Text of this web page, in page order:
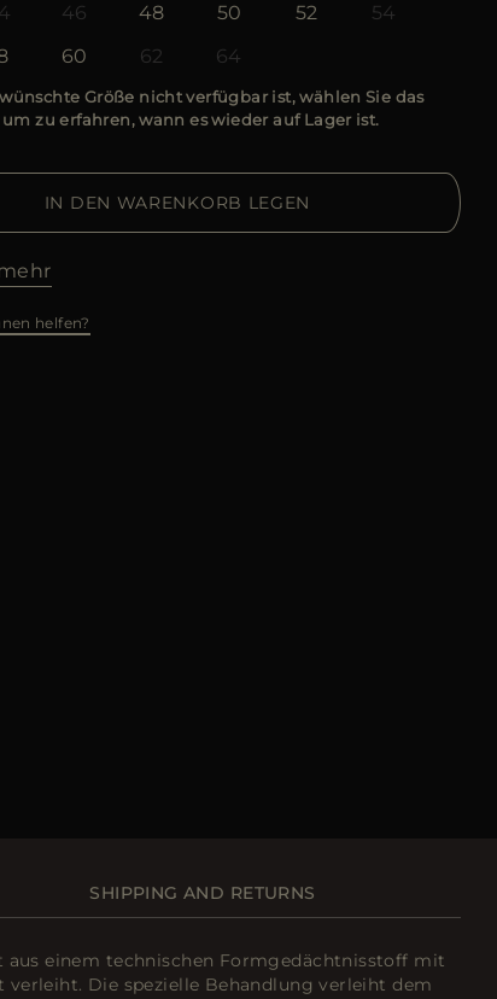
46 48 50 52
54
60 62 64
Größe nicht verfügbar ist, wählen Sie das
zu erfahren, wann es wieder auf Lager ist.
IN DEN WARENKORB LEGEN
helfen?
SHIPPING AND RETURNS
aus einem technischen Formgedächtnisstoff mit
Die spezielle Behandlung verleiht dem